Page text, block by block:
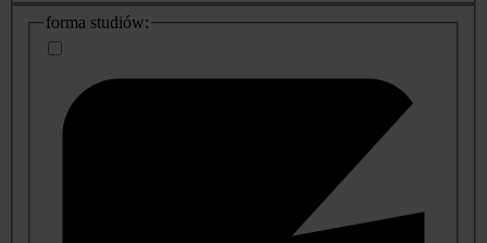
dodatkowe
informacje
forma studiów: